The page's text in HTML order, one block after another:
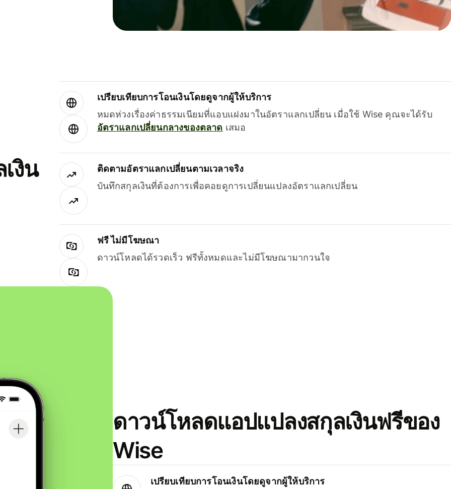
งิน
เปรียบเทียบการโอนเงินโดยดูจากผู้ให้บริการ
หมดห่วงเรื่องค่าธรรมเนียมที่แอบแฝงมาในอัตราแลกเปลี่ยน เมื่อใช้ Wise คุณจะได้รับ
อัตราแลกเปลี่ยนกลางของตลาด เสมอ
ติดตามอัตราแลกเปลี่ยนตามเวลาจริง
บันทึกสกุลเงินที่ต้องการเพื่อคอยดูการเปลี่ยนแปลงอัตราแลกเปลี่ยน
ฟรี ไม่มีโฆษณา
ดาวน์โหลดได้รวดเร็ว ฟรีทั้งหมดและไม่มีโฆษณามากวนใจ
ดาวน์โหลดแอปแปลงสกุลเงินฟรีของ
Wise
เปรียบเทียบการโอนเงินโดยดูจากผู้ให้บริการ